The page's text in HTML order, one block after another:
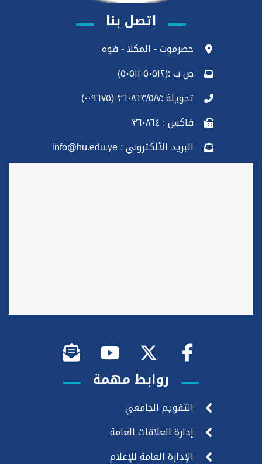
اتصل بنا
حضرموت - المكلا - فوه
ص ب :(٥٠٥١٢-٥٠٥١١)
تحويلة :٣٦٠٨٦٣/٥/٧ (٠٠٩٦٧٥)
فاكس : ٣٦٠٨٦٤
البريد الألكتروني : info@hu.edu.ye
روابط مهمة
التقويم الجامعي
إدارة العلاقات العامة
الإدارة العامة للإعلام